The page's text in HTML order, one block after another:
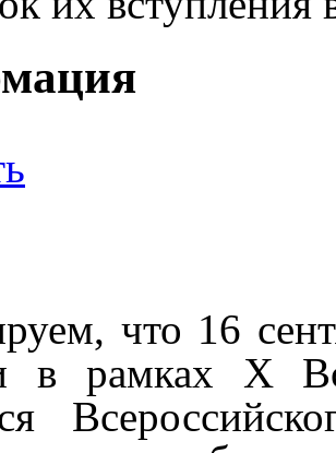
что 16
в рамках X